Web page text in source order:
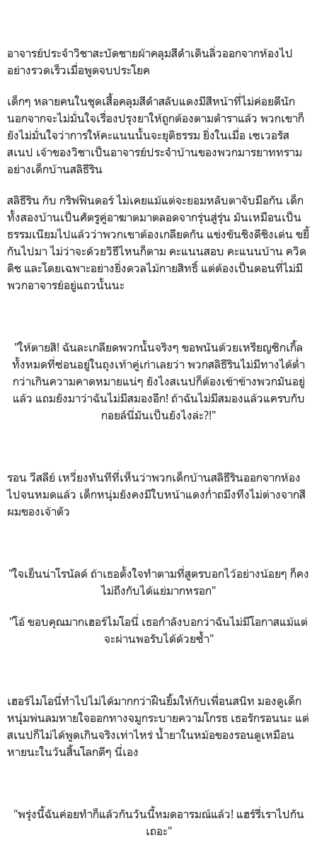
อาจารย์ประจำวิชาสะบัดชายผ้าคลุมสีดำเดินลิ่วออกจากห้องไป
อย่างรวดเร็วเมื่อพูดจบประโยค
เด็กๆ หลายคนในชุดเสื้อคลุมสีดำสลับแดงมีสีหน้าที่ไม่ค่อยดีนัก
นอกจากจะไม่มั่นใจเรื่องปรุงยาให้ถูกต้องตามตำราแล้ว พวกเขาก็
ยังไม่มั่นใจว่าการให้คะแนนนั้นจะยุติธรรม ยิ่งในเมื่อ เซเวอรัส
สเนป เจ้าของวิชาเป็นอาจารย์ประจำบ้านของพวกมารยาททราม
อย่างเด็กบ้านสลิธีริน
สลิธีริน กับ กริฟฟินดอร์ ไม่เคยแม้แต่จะยอมหลับตาจับมือกัน เด็ก
ทั้งสองบ้านเป็นศัตรูคู่อาฆาตมาตลอดจากรุ่นสู่รุ่น มันเหมือนเป็น
ธรรมเนียมไปแล้วว่าพวกเขาต้องเกลียดกัน แข่งขันชิงดีชิงเด่น ขยี้
กันไปมา ไม่ว่าจะด้วยวิธีไหนก็ตาม คะแนนสอบ คะแนนบ้าน ควิด
ดิช และโดยเฉพาะอย่างยิ่งดวลไม้กายสิทธิ์ แต่ต้องเป็นตอนที่ไม่มี
พวกอาจารย์อยู่แถวนั้นนะ
"ให้ตายสิ! ฉันละเกลียดพวกนั้นจริงๆ ขอพนันด้วยเหรียญซิกเกิ้ล
ทั้งหมดที่ซ่อนอยู่ในถุงเท้าคู่เก่าเลยว่า พวกสลิธีรินไม่มีทางได้ต่ำ
กว่าเกินความคาดหมายแน่ๆ ยังไงสเนปก็ต้องเข้าข้างพวกมันอยู่
แล้ว แถมยังมาว่าฉันไม่มีสมองอีก! ถ้าฉันไม่มีสมองแล้วแครบกับ
กอยล์นี่มันเป็นยังไงล่ะ?!"
รอน วีสลีย์ เหวี่ยงทันทีที่เห็นว่าพวกเด็กบ้านสลิธีรินออกจากห้อง
ไปจนหมดแล้ว เด็กหนุ่มยังคงมีใบหน้าแดงก่ำถมึงทึงไม่ต่างจากสี
ผมของเจ้าตัว
"ใจเย็นน่าโรนัลด์ ถ้าเธอตั้งใจทำตามที่สูตรบอกไว้อย่างน้อยๆ ก็คง
ไม่ถึงกับได้แย่มากหรอก"
"โอ้ ขอบคุณมากเฮอร์ไมโอนี่ เธอกำลังบอกว่าฉันไม่มีโอกาสแม้แต่
จะผ่านพอรับได้ด้วยซ้ำ"
เฮอร์ไมโอนี่ทำไปไม่ได้มากกว่าฝืนยิ้มให้กับเพื่อนสนิท มองดูเด็ก
หนุ่มพ่นลมหายใจออกทางจมูกระบายความโกรธ เธอรักรอนนะ แต่
สเนปก็ไม่ได้พูดเกินจริงเท่าไหร่ น้ำยาในหม้อของรอนดูเหมือน
หายนะในวันสิ้นโลกดีๆ นี่เอง
"พรุ่งนี้ฉันค่อยทำก็แล้วกันวันนี้หมดอารมณ์แล้ว! แฮร์รี่เราไปกัน
เถอะ"